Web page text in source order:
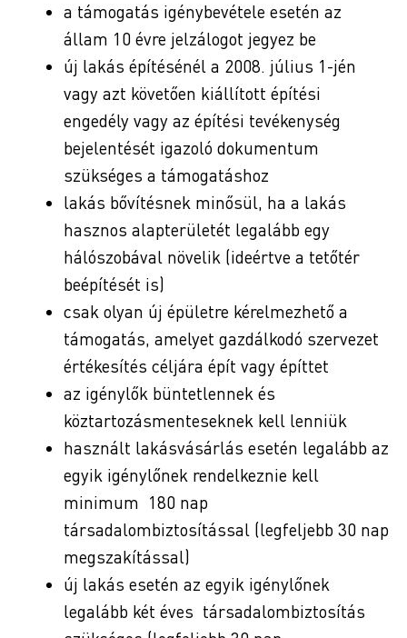
a támogatás igénybevétele esetén az
állam 10 évre jelzálogot jegyez be
új lakás építésénél a 2008. július 1-jén
vagy azt követően kiállított építési
engedély vagy az építési tevékenység
bejelentését igazoló dokumentum
szükséges a támogatáshoz
lakás bővítésnek minősül, ha a lakás
hasznos alapterületét legalább egy
hálószobával növelik (ideértve a tetőtér
beépítését is)
csak olyan új épületre kérelmezhető a
támogatás, amelyet gazdálkodó szervezet
értékesítés céljára épít vagy építtet
az igénylők büntetlennek és
köztartozásmenteseknek kell lenniük
használt lakásvásárlás esetén legalább az
egyik igénylőnek rendelkeznie kell
minimum 180 nap
társadalombiztosítással (legfeljebb 30 nap
megszakítással)
új lakás esetén az egyik igénylőnek
legalább két éves társadalombiztosítás